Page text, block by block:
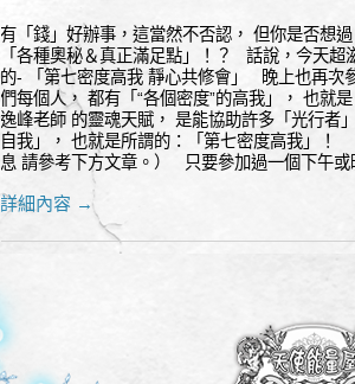
有「錢」好辦事，這當然不否認， 但你是否想
「各種奧秘＆真正滿足點」！？ 話說，今天
的- 「第七密度高我 靜心共修會」 晚上也再
們每個人， 都有「“各個密度”的高我」， 也
逸峰老師 的靈魂天賦， 是能協助許多「光行者
自我」， 也就是所謂的：「第七密度高我」！
息 請參考下方文章。） 只要參加過一個下午或
詳細內容 →